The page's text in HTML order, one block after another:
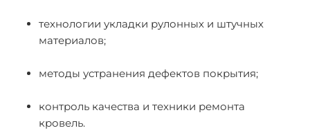
технологии укладки рулонных и штучных
материалов;
методы устранения дефектов покрытия;
контроль качества и техники ремонта
кровель.